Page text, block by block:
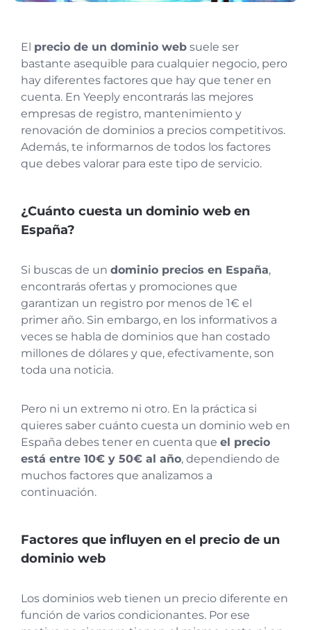
El precio de un dominio web suele ser
bastante asequible para cualquier negocio, pero
hay diferentes factores que hay que tener en
cuenta. En Yeeply encontrarás las mejores
empresas de registro, mantenimiento y
renovación de dominios a precios competitivos.
Además, te informarnos de todos los factores
que debes valorar para este tipo de servicio.
¿Cuánto cuesta un dominio web en
España?
Si buscas de un dominio precios en España,
encontrarás ofertas y promociones que
garantizan un registro por menos de 1€ el
primer año. Sin embargo, en los informativos a
veces se habla de dominios que han costado
millones de dólares y que, efectivamente, son
toda una noticia.
Pero ni un extremo ni otro. En la práctica si
quieres saber cuánto cuesta un dominio web en
España debes tener en cuenta que el precio
está entre 10€ y 50€ al año, dependiendo de
muchos factores que analizamos a
continuación.
Factores que influyen en el precio de un
dominio web
Los dominios web tienen un precio diferente en
función de varios condicionantes. Por ese